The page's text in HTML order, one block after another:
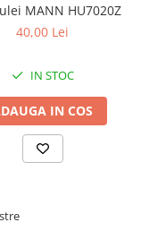
MANN HU7020Z
40,00 Lei
IN STOC
IN COS